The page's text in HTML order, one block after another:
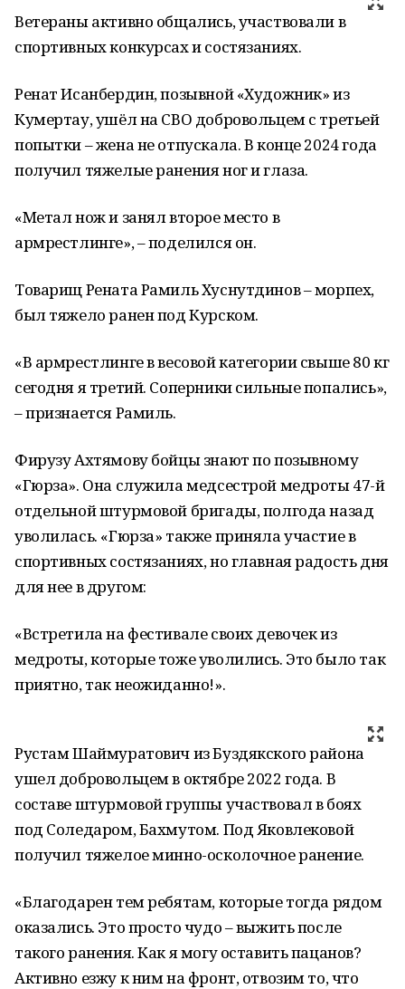
Ветераны активно общались, участвовали в
спортивных конкурсах и состязаниях.
Ренат Исанбердин, позывной «Художник» из
Кумертау, ушёл на СВО добровольцем с третьей
попытки – жена не отпускала. В конце 2024 года
получил тяжелые ранения ног и глаза.
«Метал нож и занял второе место в
армрестлинге», – поделился он.
Товарищ Рената Рамиль Хуснутдинов – морпех,
был тяжело ранен под Курском.
«В армрестлинге в весовой категории свыше 80 кг
сегодня я третий. Соперники сильные попались»,
– признается Рамиль.
Фирузу Ахтямову бойцы знают по позывному
«Гюрза». Она служила медсестрой медроты 47-й
отдельной штурмовой бригады, полгода назад
уволилась. «Гюрза» также приняла участие в
спортивных состязаниях, но главная радость дня
для нее в другом:
«Встретила на фестивале своих девочек из
медроты, которые тоже уволились. Это было так
приятно, так неожиданно!».
Рустам Шаймуратович из Буздякского района
ушел добровольцем в октябре 2022 года. В
составе штурмовой группы участвовал в боях
под Соледаром, Бахмутом. Под Яковлековой
получил тяжелое минно-осколочное ранение.
«Благодарен тем ребятам, которые тогда рядом
оказались. Это просто чудо – выжить после
такого ранения. Как я могу оставить пацанов?
Активно езжу к ним на фронт, отвозим то, что